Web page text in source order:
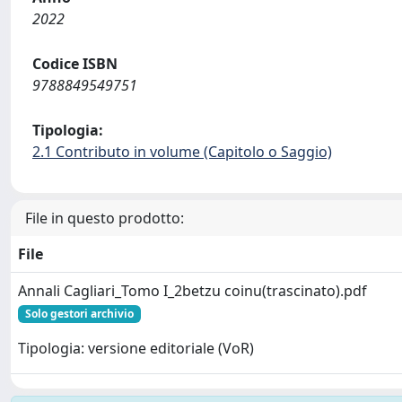
2022
Codice ISBN
9788849549751
Tipologia:
2.1 Contributo in volume (Capitolo o Saggio)
File in questo prodotto:
File
Annali Cagliari_Tomo I_2betzu coinu(trascinato).pdf
Solo gestori archivio
Tipologia: versione editoriale (VoR)